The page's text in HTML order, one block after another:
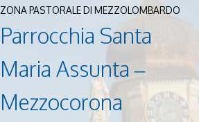
ZONA PASTORALE DI MEZZOLOMBARDO
Parrocchia Santa
Maria Assunta –
Mezzocorona